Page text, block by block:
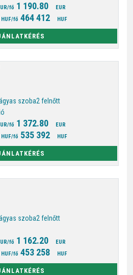
fő 1 190.80 EUR
HUF/fő 464 412 HUF
szoba2 felnőtt
fő 1 372.80 EUR
HUF/fő 535 392 HUF
szoba2 felnőtt
fő 1 162.20 EUR
HUF/fő 453 258 HUF